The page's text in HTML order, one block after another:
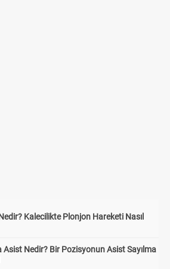
Kalecilikte Plonjon Hareketi Nasıl
Asist Nedir? Bir Pozisyonun Asist Sayılma